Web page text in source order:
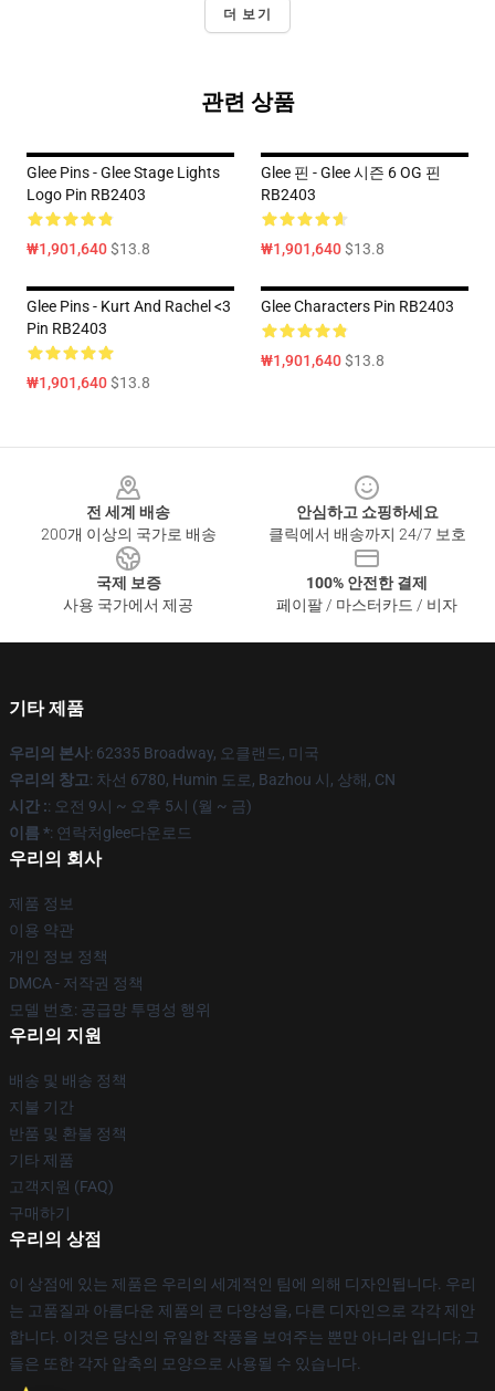
더 보기
관련 상품
Glee Pins - Glee Stage Lights
Logo Pin RB2403
₩1,901,640$13.8
Glee 핀 - Glee 시즌 6 OG 핀
RB2403
₩1,901,640$13.8
Glee Pins - Kurt And Rachel <3
Pin RB2403
₩1,901,640$13.8
Glee Characters Pin RB2403
₩1,901,640$13.8
전 세계 배송
200개 이상의 국가로 배송
안심하고 쇼핑하세요
클릭에서 배송까지 24/7 보호
국제 보증
사용 국가에서 제공
100% 안전한 결제
페이팔 / 마스터카드 / 비자
기타 제품
우리의 본사: 62335 Broadway, 오클랜드, 미국
우리의 창고: 차선 6780, Humin 도로, Bazhou 시, 상해, CN
시간 :: 오전 9시 ~ 오후 5시 (월 ~ 금)
이름 *: 연락처glee다운로드
우리의 회사
제품 정보
이용 약관
개인 정보 정책
DMCA - 저작권 정책
모델 번호: 공급망 투명성 행위
우리의 지원
배송 및 배송 정책
지불 기간
반품 및 환불 정책
기타 제품
고객지원 (FAQ)
구매하기
우리의 상점
이 상점에 있는 제품은 우리의 세계적인 팀에 의해 디자인됩니다. 우리
는 고품질과 아름다운 제품의 큰 다양성을, 다른 디자인으로 각각 제안
합니다. 이것은 당신의 유일한 작풍을 보여주는 뿐만 아니라 입니다; 그
들은 또한 각자 압축의 모양으로 사용될 수 있습니다.